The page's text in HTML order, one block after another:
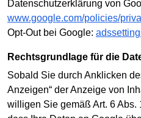
Datenschutzerklärung von
www.google.com/policies/
Opt-Out bei Google:
Rechtsgrundlage für die
Sobald Sie durch Anklicken
Anzeigen“ der Anzeige von
willigen Sie gemäß Art. 6 Abs.